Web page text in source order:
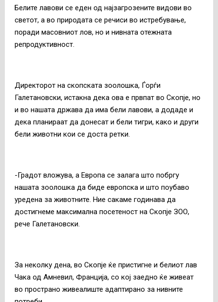
Белите лавови се еден од најзагрозените видови во
светот, а во природата се речиси во истребување,
поради масовниот лов, но и нивната отежната
репродуктивност.
Директорот на скопската зоолошка, Ѓорѓи
Галетановски, истакна дека ова е првпат во Скопје, но
и во нашата држава да има бели лавови, а додаде и
дека планираат да донесат и бели тигри, како и други
бели животни кои се доста ретки.
-Градот вложува, а Европа се залага што побргу
нашата зоолошка да биде европска и што поубаво
уредена за животните. Ние сакаме годинава да
достигнеме максимална посетеност на Скопје ЗОО,
рече Галетановски.
За неколку дена, во Скопје ќе пристигне и белиот лав
Чака од Амневил, Франција, со кој заедно ќе живеат
во пространо живеалиште адаптирано за нивните